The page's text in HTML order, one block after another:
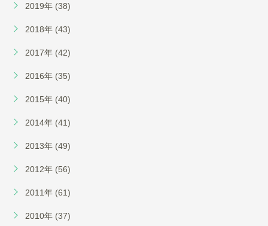
2019年 (38)
2018年 (43)
2017年 (42)
2016年 (35)
2015年 (40)
2014年 (41)
2013年 (49)
2012年 (56)
2011年 (61)
2010年 (37)